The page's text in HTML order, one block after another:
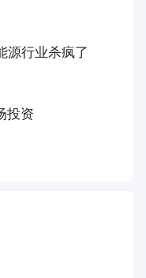
源行业杀疯了
投资